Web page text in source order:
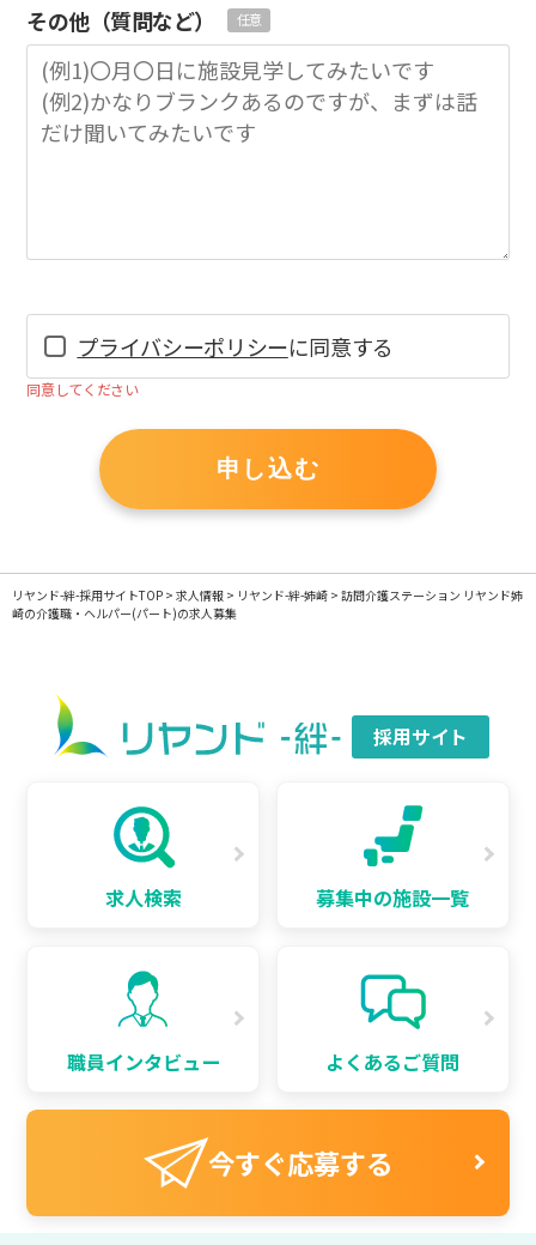
その他（質問など） 任意
プライバシーポリシーに同意する
同意してください
ignore
this
申し込む
リヤンド-絆-採用サイトTOP > 求人情報 > リヤンド-絆-姉崎 > 訪問介護ステーション リヤンド姉
崎の介護職・ヘルパー(パート)の求人募集
採用サイト
求人検索 募集中の施設一覧
職員インタビュー よくあるご質問
今すぐ応募する